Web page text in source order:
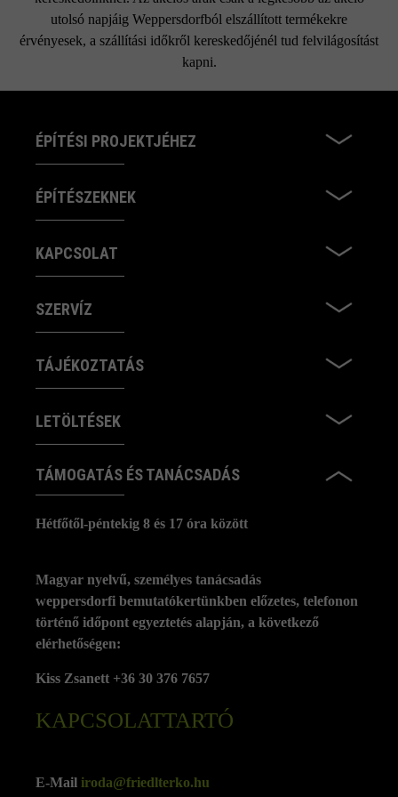
utolsó napjáig Weppersdorfból elszállított termékekre
érvényesek, a szállítási időkről kereskedőjénél tud felvilágosítást
kapni.
ÉPÍTÉSI PROJEKTJÉHEZ
ÉPÍTÉSZEKNEK
KAPCSOLAT
SZERVÍZ
TÁJÉKOZTATÁS
LETÖLTÉSEK
TÁMOGATÁS ÉS TANÁCSADÁS
Hétfőtől-péntekig 8 és 17 óra között
KAPCSOLATTARTÓ
Magyar nyelvű, személyes tanácsadás
weppersdorfi bemutatókertünkben előzetes, telefonon
történő időpont egyeztetés alapján, a következő
elérhetőségen:
Kiss Zsanett +36 30 376 7657
E-Mail iroda@friedlterko.hu